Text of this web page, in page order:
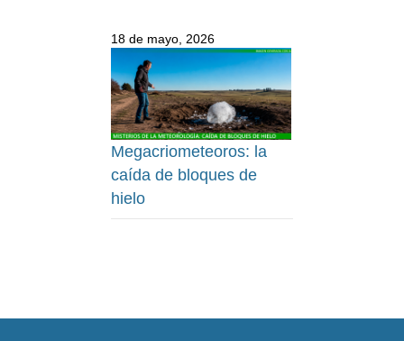
18 de mayo, 2026
Megacriometeoros: la
caída de bloques de
hielo